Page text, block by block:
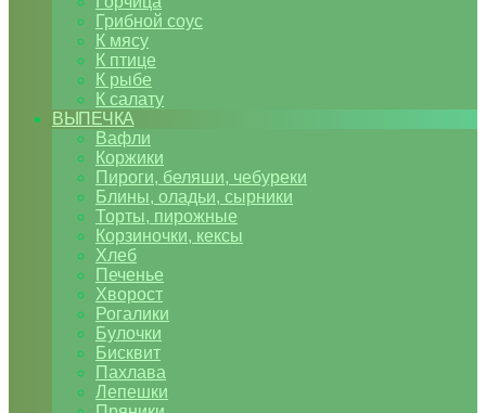
Грибной соус
К мясу
К птице
К рыбе
К салату
ВЫПЕЧКА
Вафли
Коржики
Пироги, беляши, чебуреки
Блины, оладьи, сырники
Торты, пирожные
Корзиночки, кексы
Хлеб
Печенье
Хворост
Рогалики
Булочки
Бисквит
Пахлава
Лепешки